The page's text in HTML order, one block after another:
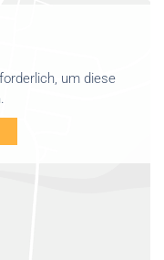
um diese